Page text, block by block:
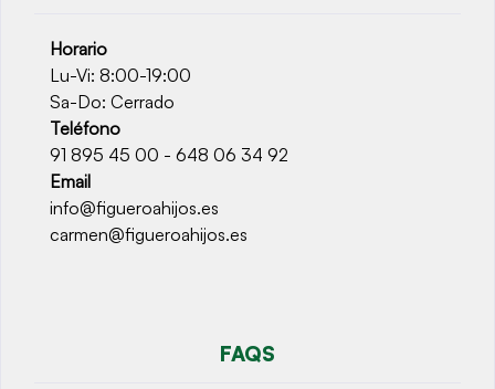
Horario
Lu-Vi: 8:00-19:00
Sa-Do: Cerrado
Teléfono
91 895 45 00 - 648 06 34 92
Email
info@figueroahijos.es
carmen@figueroahijos.es
FAQS